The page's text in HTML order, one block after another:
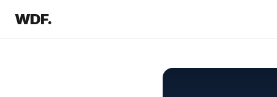
WDF.